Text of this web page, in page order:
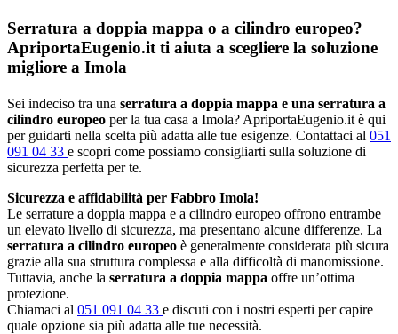
Serratura a doppia mappa o a cilindro europeo?
ApriportaEugenio.it ti aiuta a scegliere la soluzione
migliore a Imola
Sei indeciso tra una serratura a doppia mappa e una serratura a
cilindro europeo per la tua casa a Imola? ApriportaEugenio.it è qui
per guidarti nella scelta più adatta alle tue esigenze. Contattaci al 051
091 04 33 e scopri come possiamo consigliarti sulla soluzione di
sicurezza perfetta per te.
Sicurezza e affidabilità per Fabbro Imola!
Le serrature a doppia mappa e a cilindro europeo offrono entrambe
un elevato livello di sicurezza, ma presentano alcune differenze. La
serratura a cilindro europeo è generalmente considerata più sicura
grazie alla sua struttura complessa e alla difficoltà di manomissione.
Tuttavia, anche la serratura a doppia mappa offre un’ottima
protezione.
Chiamaci al 051 091 04 33 e discuti con i nostri esperti per capire
quale opzione sia più adatta alle tue necessità.